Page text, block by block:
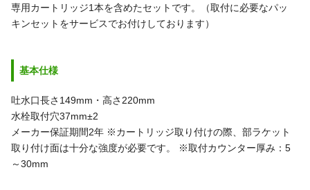
専用カートリッジ1本を含めたセットです。（取付に必要なパッ
キンセットをサービスでお付けしております）
基本仕様
吐水口長さ149mm・高さ220mm
水栓取付穴37mm±2
メーカー保証期間2年 ※カートリッジ取り付けの際、部ラケット
取り付け面は十分な強度が必要です。
※取付カウンター厚み：5
～30mm